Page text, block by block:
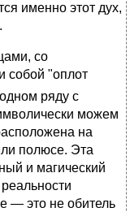
именно этот дух,
со
собой "оплот
ряду с
можем
на
полюсе. Эта
и магический
— это не обитель